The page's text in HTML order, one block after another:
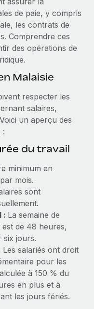
des
les risques en
informatiques
et en toute
de vos
sociaux
assistées par
Remote :
les entreprises de
de paie, y compris
les contrats de
Comprendre ces
des opérations de
Malaisie
respecter les
salaires,
un aperçu des
:
du travail
minimum en
mois.
sont
: La semaine de
de 48 heures,
six jours.
Les salariés ont droit
pour les
à 150 % du
en plus et à
les jours fériés.